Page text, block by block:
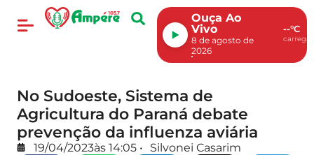
Ouça Ao
Vivo
8 de agosto de
2026
--°C
No Sudoeste, Sistema de
Agricultura do Paraná debate
prevenção da influenza aviária
19/04/2023às 14:05 • Silvonei Casarim